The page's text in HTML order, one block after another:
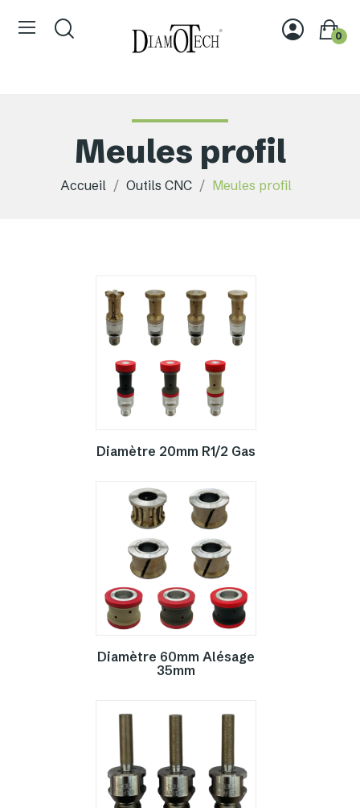
0
Meules profil
Accueil Outils CNC Meules profil
Diamètre 20mm R1/2 Gas
Diamètre 60mm Alésage
35mm